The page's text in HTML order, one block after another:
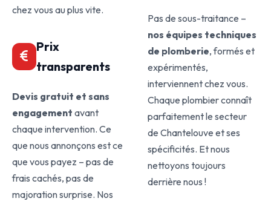
chez vous au plus vite.
Prix
transparents
Devis gratuit et sans
engagement avant
chaque intervention. Ce
que nous annonçons est ce
que vous payez – pas de
frais cachés, pas de
majoration surprise. Nos
Pas de sous-traitance –
nos équipes techniques
de plomberie, formés et
expérimentés,
interviennent chez vous.
Chaque plombier connaît
parfaitement le secteur
de Chantelouve et ses
spécificités. Et nous
nettoyons toujours
derrière nous !